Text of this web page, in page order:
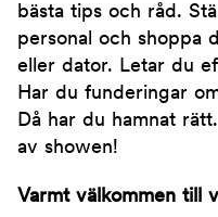
bästa tips och råd.
personal och shoppa
eller dator. Letar du
Har du funderingar
Då har du hamnat
av showen!
Varmt välkommen till